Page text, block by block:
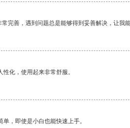
完善，遇到问题总是能够得到妥善解决，让我能
化，使用起来非常舒服。
，即使是小白也能快速上手。